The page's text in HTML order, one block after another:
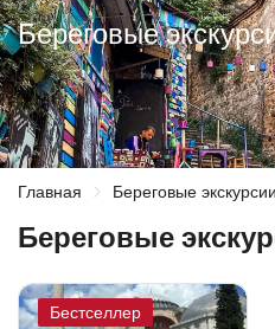
Береговые
Главная Береговые экскурсии
Береговые
Бестселлер